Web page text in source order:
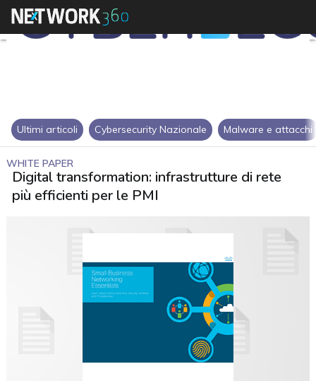
Ultimi articoli Cybersecurity Nazionale Malware e attacchi
WHITE PAPER
Digital transformation: infrastrutture di rete
più efficienti per le PMI